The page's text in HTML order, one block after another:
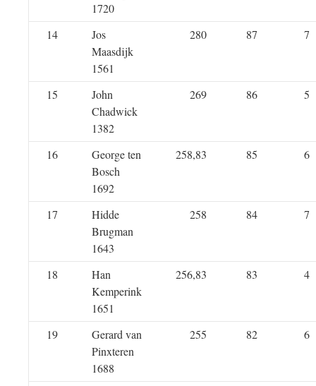
1720
14
Jos
Maasdijk
1561
280 87 7
15
John
Chadwick
1382
269 86 5
16
George ten
Bosch
1692
258,83 85 6
17
Hidde
Brugman
1643
258 84 7
18
Han
Kemperink
1651
256,83 83 4
19
Gerard van
Pinxteren
1688
255 82 6